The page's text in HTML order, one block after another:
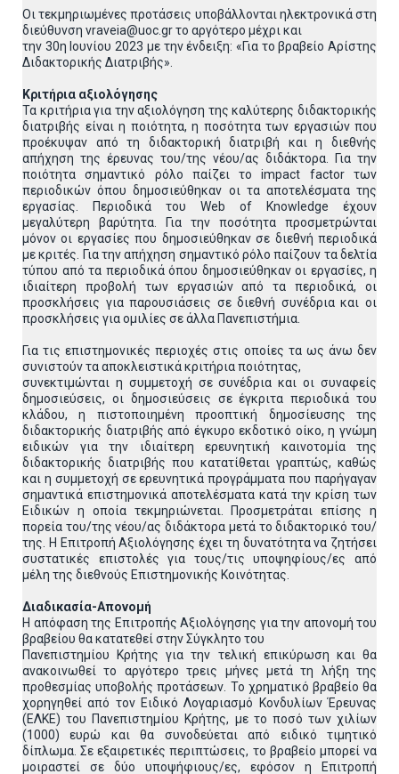
Οι τεκμηριωμένες προτάσεις υποβάλλονται ηλεκτρονικά στη
διεύθυνση vraveia@uoc.gr το αργότερο μέχρι και
την 30η Ιουνίου 2023 με την ένδειξη: «Για το βραβείο Αρίστης
Διδακτορικής Διατριβής».
Κριτήρια αξιολόγησης
Τα κριτήρια για την αξιολόγηση της καλύτερης διδακτορικής
διατριβής είναι η ποιότητα, η ποσότητα των εργασιών που
προέκυψαν από τη διδακτορική διατριβή και η διεθνής
απήχηση της έρευνας του/της νέου/ας διδάκτορα. Για την
ποιότητα σημαντικό ρόλο παίζει το impact factor των
περιοδικών όπου δημοσιεύθηκαν οι τα αποτελέσματα της
εργασίας. Περιοδικά του Web of Knowledge έχουν
μεγαλύτερη βαρύτητα. Για την ποσότητα προσμετρώνται
μόνον οι εργασίες που δημοσιεύθηκαν σε διεθνή περιοδικά
με κριτές. Για την απήχηση σημαντικό ρόλο παίζουν τα δελτία
τύπου από τα περιοδικά όπου δημοσιεύθηκαν οι εργασίες, η
ιδιαίτερη προβολή των εργασιών από τα περιοδικά, οι
προσκλήσεις για παρουσιάσεις σε διεθνή συνέδρια και οι
προσκλήσεις για ομιλίες σε άλλα Πανεπιστήμια.
Για τις επιστημονικές περιοχές στις οποίες τα ως άνω δεν
συνιστούν τα αποκλειστικά κριτήρια ποιότητας,
συνεκτιμώνται η συμμετοχή σε συνέδρια και οι συναφείς
δημοσιεύσεις, οι δημοσιεύσεις σε έγκριτα περιοδικά του
κλάδου, η πιστοποιημένη προοπτική δημοσίευσης της
διδακτορικής διατριβής από έγκυρο εκδοτικό οίκο, η γνώμη
ειδικών για την ιδιαίτερη ερευνητική καινοτομία της
διδακτορικής διατριβής που κατατίθεται γραπτώς, καθώς
και η συμμετοχή σε ερευνητικά προγράμματα που παρήγαγαν
σημαντικά επιστημονικά αποτελέσματα κατά την κρίση των
Ειδικών η οποία τεκμηριώνεται. Προσμετράται επίσης η
πορεία του/της νέου/ας διδάκτορα μετά το διδακτορικό του/
της. Η Επιτροπή Αξιολόγησης έχει τη δυνατότητα να ζητήσει
συστατικές επιστολές για τους/τις υποψηφίους/ες από
μέλη της διεθνούς Επιστημονικής Κοινότητας.
Διαδικασία-Απονομή
Η απόφαση της Επιτροπής Αξιολόγησης για την απονομή του
βραβείου θα κατατεθεί στην Σύγκλητο του
Πανεπιστημίου Κρήτης για την τελική επικύρωση και θα
ανακοινωθεί το αργότερο τρεις μήνες μετά τη λήξη της
προθεσμίας υποβολής προτάσεων. Το χρηματικό βραβείο θα
χορηγηθεί από τον Ειδικό Λογαριασμό Κονδυλίων Έρευνας
(ΕΛΚΕ) του Πανεπιστημίου Κρήτης, με το ποσό των χιλίων
(1000) ευρώ και θα συνοδεύεται από ειδικό τιμητικό
δίπλωμα. Σε εξαιρετικές περιπτώσεις, το βραβείο μπορεί να
μοιραστεί σε δύο υποψήφιους/ες, εφόσον η Επιτροπή